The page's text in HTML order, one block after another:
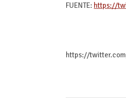
FUENTE: https://
https://